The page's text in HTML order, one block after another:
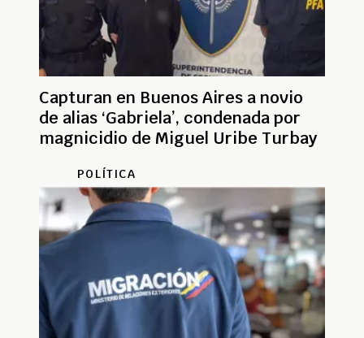
Capturan en Buenos Aires a novio
de alias ‘Gabriela’, condenada por
magnicidio de Miguel Uribe Turbay
POLÍTICA